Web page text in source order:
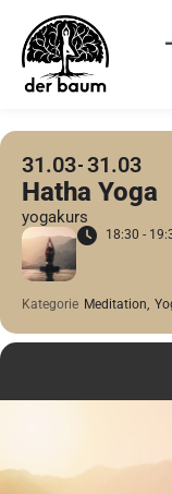
31.03 31.03
Hatha Yoga
yogakurs
18:30 -
Kategorie Meditation,